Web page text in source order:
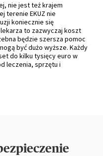
nie jest też krajem
terenie EKUZ nie
koniecznie się
to zazwyczaj koszt
będzie szersza pomoc
być dużo wyższe. Każdy
do kilku tysięcy euro w
leczenia, sprzętu i